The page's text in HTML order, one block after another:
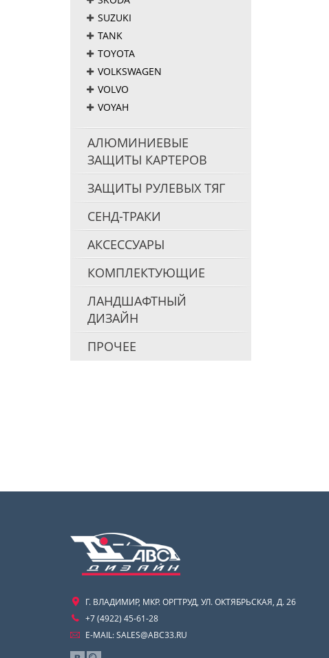
SUZUKI
TANK
TOYOTA
VOLKSWAGEN
VOLVO
VOYAH
АЛЮМИНИЕВЫЕ
ЗАЩИТЫ КАРТЕРОВ
ЗАЩИТЫ РУЛЕВЫХ ТЯГ
СЕНД-ТРАКИ
АКСЕССУАРЫ
КОМПЛЕКТУЮЩИЕ
ЛАНДШАФТНЫЙ
ДИЗАЙН
ПРОЧЕЕ
Г. ВЛАДИМИР, МКР. ОРГТРУД, УЛ. ОКТЯБРЬСКАЯ, Д. 26
+7 (4922) 45-61-28
E-MAIL:SALES@ABC33.RU